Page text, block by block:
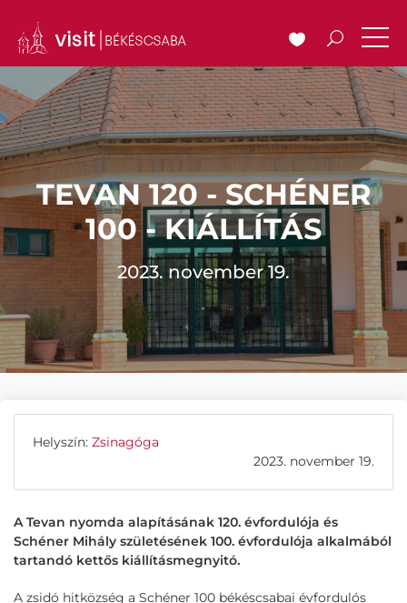
TEVAN 120 - SCHÉNER
100 - KIÁLLÍTÁS
2023. november 19.
Helyszín: Zsinagóga
2023. november 19.
A Tevan nyomda alapításának 120. évfordulója és
Schéner Mihály születésének 100. évfordulója alkalmából
tartandó kettős kiállításmegnyitó.
A zsidó hitközség a Schéner 100 békéscsabai évfordulós